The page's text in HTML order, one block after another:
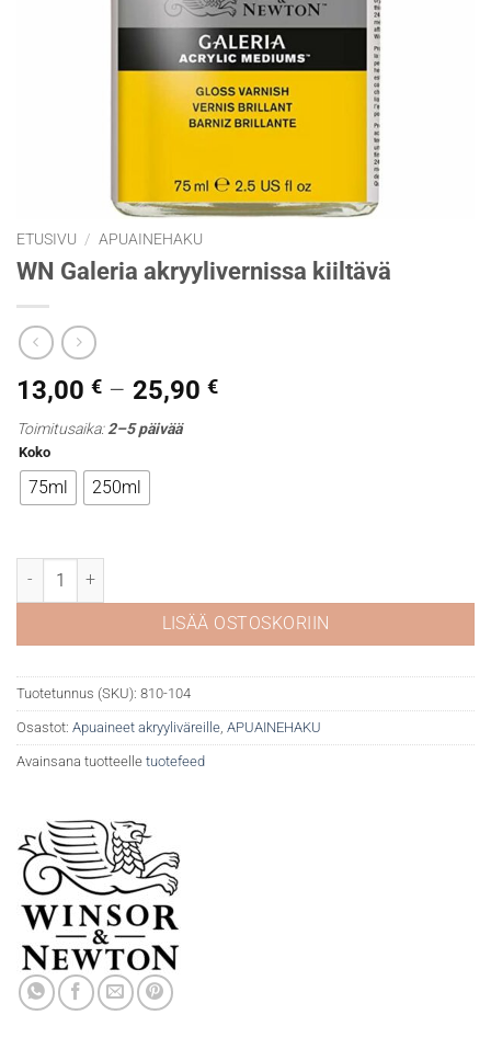
ETUSIVU / APUAINEHAKU
WN Galeria akryylivernissa kiiltävä
13,00 € – 25,90 €Hintaluokka:
Toimitusaika:2–5 päivää
Koko
75ml 250ml
WN Galeria akryylivernissa kiiltävä määrä
LISÄÄ OSTOSKORIIN
Tuotetunnus (SKU): 810-104
Osastot: Apuaineet akryyliväreille, APUAINEHAKU
Avainsana tuotteelle tuotefeed